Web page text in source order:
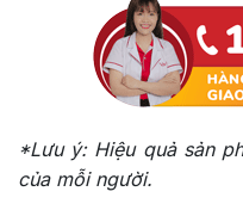
*Lưu ý: Hiệu quả sản
của mỗi người.